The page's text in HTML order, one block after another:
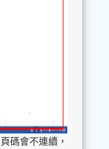
碼會不連續，